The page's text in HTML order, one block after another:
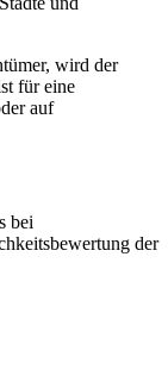
wird der
für eine
auf
bei
der